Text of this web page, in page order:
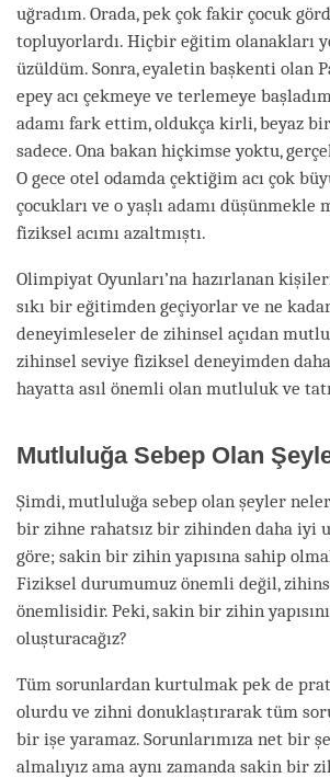
uğradım. Orada, pek çok fakir çocuk
topluyorlardı. Hiçbir eğitim olanakları
üzüldüm. Sonra, eyaletin başkenti olan
epey acı çekmeye ve terlemeye
adamı fark ettim, oldukça kirli, beyaz
sadece. Ona bakan hiçkimse yoktu,
O gece otel odamda çektiğim acı çok
çocukları ve o yaşlı adamı düşünmekle
fiziksel acımı azaltmıştı.
Olimpiyat Oyunları’na hazırlanan
sıkı bir eğitimden geçiyorlar ve ne
deneyimleseler de zihinsel açıdan
zihinsel seviye fiziksel deneyimden
hayatta asıl önemli olan mutluluk ve
Mutluluğa Sebep Olan
Şimdi, mutluluğa sebep olan şeyler
bir zihne rahatsız bir zihinden daha iyi
göre; sakin bir zihin yapısına sahip
Fiziksel durumumuz önemli değil,
önemlisidir. Peki, sakin bir zihin yapısını
oluşturacağız?
Tüm sorunlardan kurtulmak pek de
olurdu ve zihni donuklaştırarak tüm
bir işe yaramaz. Sorunlarımıza net bir
almalıyız ama aynı zamanda sakin bir